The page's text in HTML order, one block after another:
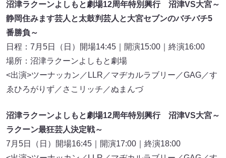
沼津ラクーンよしもと劇場12周年特別興行 沼津VS大宮～
静岡住みます芸人と太鼓判芸人と大宮セブンのバチバチ5
番勝負～
日程：7月5日（日）開場14:45｜開演15:00｜終演16:00
場所：沼津ラクーンよしもと劇場
<出演>ツーナッカン／LLR／マヂカルラブリー／GAG／す
ゑひろがりず／さこリッチ／ぬまんづ
沼津ラクーンよしもと劇場12周年特別興行 沼津VS大宮～
ラクーン最狂芸人決定戦～
7月5日（日）開場16:45｜開演17:00｜終演18:00